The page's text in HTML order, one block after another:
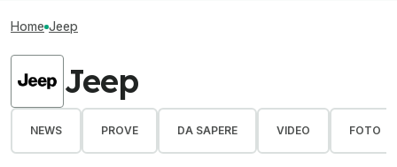
Home Jeep
Jeep
NEWS PROVE DA SAPERE VIDEO FOTO